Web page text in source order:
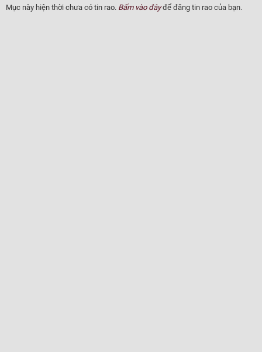
Mục này hiện thời chưa có tin rao. Bấm vào đâyđể đăng tin rao của bạn.